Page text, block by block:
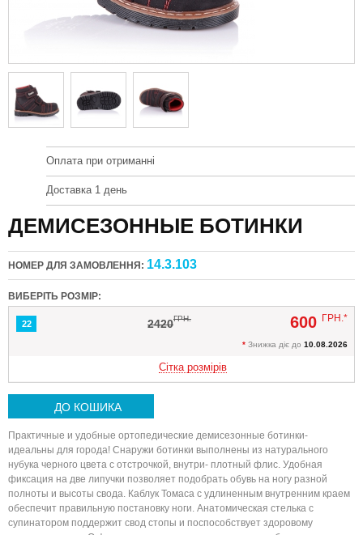
Оплата при отриманні
Доставка 1 день
ДЕМИСЕЗОННЫЕ БОТИНКИ
НОМЕР ДЛЯ ЗАМОВЛЕННЯ: 14.3.103
ВИБЕРІТЬ РОЗМІР:
22 2420ГРН. 600 ГРН.*
* Знижка діє до 10.08.2026
Сітка розмірів
ДО КОШИКА
Практичные и удобные ортопедические демисезонные ботинки-
идеальны для города! Снаружи ботинки выполнены из натурального
нубука черного цвета с отстрочкой, внутри- плотный флис. Удобная
фиксация на две липучки позволяет подобрать обувь на ногу разной
полноты и высоты свода. Каблук Томаса с удлиненным внутренним краем
обеспечит правильную постановку ноги. Анатомическая стелька с
супинатором поддержит свод стопы и поспособствует здоровому